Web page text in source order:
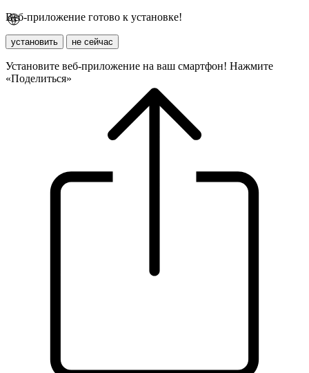
Веб-приложение готово к установке!
установить не сейчас
Установите веб-приложение на ваш смартфон! Нажмите
«Поделиться»